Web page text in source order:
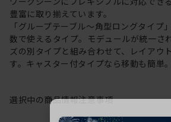
豊富に取り揃えています。
「グループテーブル～角型ロングタイプ
数で使えるタイプ。モデュールが統一さ
ズの別タイプと組み合わせて、レイアウ
す。キャスター付タイプなら移動も簡単。
選択中の商品情報注意事項